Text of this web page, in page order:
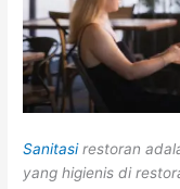
Sanitasirestoran
yang higienis di